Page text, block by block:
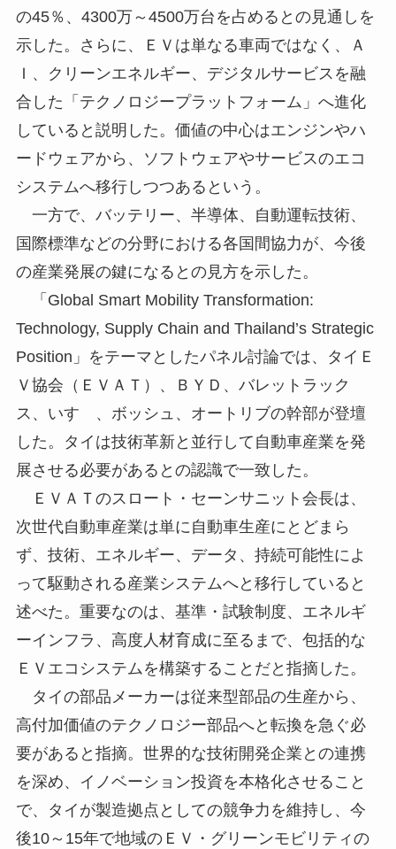
の45％、4300万～4500万台を占めるとの見通しを
示した。さらに、ＥＶは単なる車両ではなく、Ａ
Ｉ、クリーンエネルギー、デジタルサービスを融
合した「テクノロジープラットフォーム」へ進化
していると説明した。価値の中心はエンジンやハ
ードウェアから、ソフトウェアやサービスのエコ
システムへ移行しつつあるという。
一方で、バッテリー、半導体、自動運転技術、
国際標準などの分野における各国間協力が、今後
の産業発展の鍵になるとの見方を示した。
「Global Smart Mobility Transformation:
Technology, Supply Chain and Thailand’s Strategic
Position」をテーマとしたパネル討論では、タイＥ
Ｖ協会（ＥＶＡＴ）、ＢＹＤ、バレットラック
ス、いすゞ、ボッシュ、オートリブの幹部が登壇
した。タイは技術革新と並行して自動車産業を発
展させる必要があるとの認識で一致した。
ＥＶＡＴのスロート・セーンサニット会長は、
次世代自動車産業は単に自動車生産にとどまら
ず、技術、エネルギー、データ、持続可能性によ
って駆動される産業システムへと移行していると
述べた。重要なのは、基準・試験制度、エネルギ
ーインフラ、高度人材育成に至るまで、包括的な
ＥＶエコシステムを構築することだと指摘した。
タイの部品メーカーは従来型部品の生産から、
高付加価値のテクノロジー部品へと転換を急ぐ必
要があると指摘。世界的な技術開発企業との連携
を深め、イノベーション投資を本格化させること
で、タイが製造拠点としての競争力を維持し、今
後10～15年で地域のＥＶ・グリーンモビリティの